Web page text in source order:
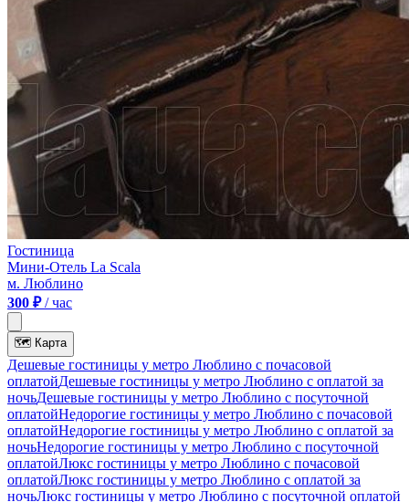
Гостиница
Мини-Отель La Scala
м. Люблино
300 ₽/ час
🗺 Карта
Дешевые гостиницы у метро Люблино c почасовой
оплатойДешевые гостиницы у метро Люблино с оплатой за
ночьДешевые гостиницы у метро Люблино c посуточной
оплатойНедорогие гостиницы у метро Люблино c почасовой
оплатойНедорогие гостиницы у метро Люблино с оплатой за
ночьНедорогие гостиницы у метро Люблино c посуточной
оплатойЛюкс гостиницы у метро Люблино c почасовой
оплатойЛюкс гостиницы у метро Люблино с оплатой за
ночьЛюкс гостиницы у метро Люблино c посуточной оплатой